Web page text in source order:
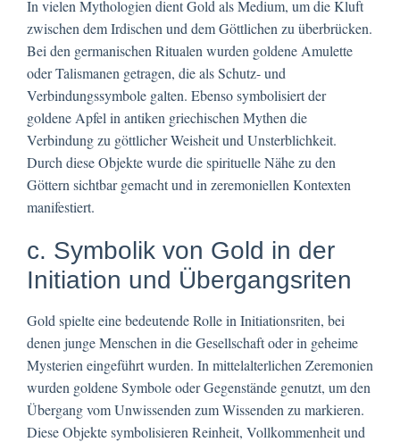
In vielen Mythologien dient Gold als Medium, um die Kluft
zwischen dem Irdischen und dem Göttlichen zu überbrücken.
Bei den germanischen Ritualen wurden goldene Amulette
oder Talismanen getragen, die als Schutz- und
Verbindungssymbole galten. Ebenso symbolisiert der
goldene Apfel in antiken griechischen Mythen die
Verbindung zu göttlicher Weisheit und Unsterblichkeit.
Durch diese Objekte wurde die spirituelle Nähe zu den
Göttern sichtbar gemacht und in zeremoniellen Kontexten
manifestiert.
c. Symbolik von Gold in der
Initiation und Übergangsriten
Gold spielte eine bedeutende Rolle in Initiationsriten, bei
denen junge Menschen in die Gesellschaft oder in geheime
Mysterien eingeführt wurden. In mittelalterlichen Zeremonien
wurden goldene Symbole oder Gegenstände genutzt, um den
Übergang vom Unwissenden zum Wissenden zu markieren.
Diese Objekte symbolisieren Reinheit, Vollkommenheit und